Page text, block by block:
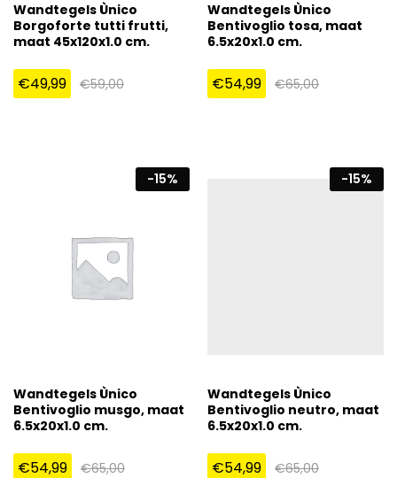
Wandtegels Ùnico
Borgoforte tutti frutti,
maat 45x120x1.0 cm.
€49,99 €59,00
Wandtegels Ùnico
Bentivoglio tosa, maat
6.5x20x1.0 cm.
€54,99 €65,00
-15%
Wandtegels Ùnico
Bentivoglio musgo, maat
6.5x20x1.0 cm.
€54,99 €65,00
-15%
Wandtegels Ùnico
Bentivoglio neutro, maat
6.5x20x1.0 cm.
€54,99 €65,00